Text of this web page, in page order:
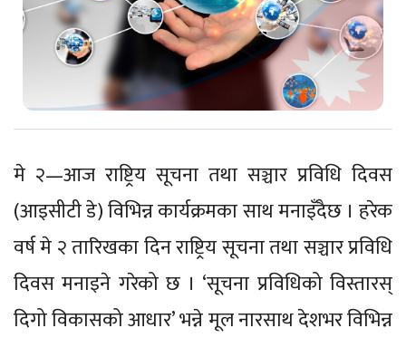
मे २—आज राष्ट्रिय सूचना तथा सञ्चार प्रविधि दिवस
(आइसीटी डे) विभिन्न कार्यक्रमका साथ मनाइँदैछ । हरेक
वर्ष मे २ तारिखका दिन राष्ट्रिय सूचना तथा सञ्चार प्रविधि
दिवस मनाइने गरेको छ । ‘सूचना प्रविधिको विस्तारस्
दिगो विकासको आधार’ भन्ने मूल नारसाथ देशभर विभिन्न